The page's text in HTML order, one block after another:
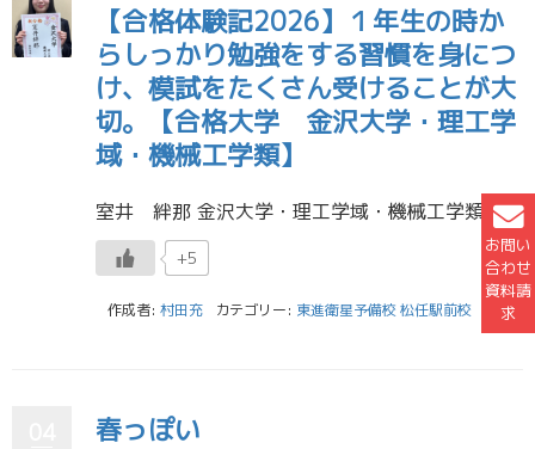
お問い
合わせ
資料請
求
【合格体験記2026】１年生の時か
らしっかり勉強をする習慣を身につ
け、模試をたくさん受けることが大
切。【合格大学 金沢大学・理工学
域・機械工学類】
室井 絆那 金沢大学・理工学域・機械工学類 金沢高校 私は受験勉強を通して、毎日東進に行くことを心がけていました。2時間など少ない時間しか居られなくても、必ず東進に行っていました。また、東進に行けば、学習室に、勉強を頑 […]
+5
作成者: 村田充 カテゴリー: 東進衛星予備校 松任駅前校
春っぽい